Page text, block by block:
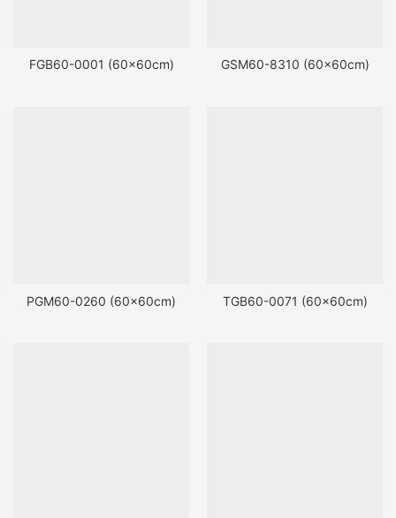
FGB60-0001 (60x60cm) GSM60-8310 (60x60cm)
PGM60-0260 (60x60cm) TGB60-0071 (60x60cm)